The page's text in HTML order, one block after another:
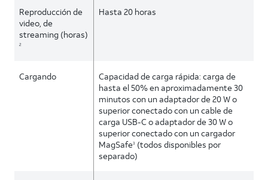
Reproducción de
video, de
streaming (horas)
2
Hasta 20 horas
Cargando
Capacidad de carga rápida: carga de
hasta el 50% en aproximadamente 30
minutos con un adaptador de 20 W o
superior conectado con un cable de
carga USB-C o adaptador de 30 W o
superior conectado con un cargador
MagSafe3 (todos disponibles por
separado)